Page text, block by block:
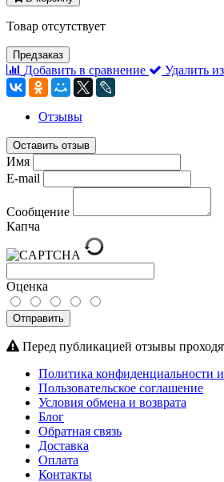
Товар отсутствует
Предзаказ
Добавить в сравнение Удалить
Отзывы
Оставить отзыв
Имя
E-mail
Сообщение
Капча
Оценка
Отправить
Перед публикацией отзывы
Политика конфиденциальности
Пользовательское соглашение
Условия обмена и возврата
Блог
Обратная связь
Доставка
Оплата
Контакты